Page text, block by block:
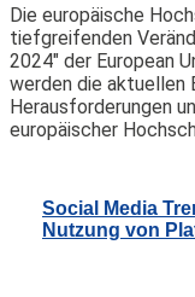
Die europäische
tiefgreifenden
2024" der European
werden die aktuellen
Herausforderungen
europäischer
Social Media
Nutzung von